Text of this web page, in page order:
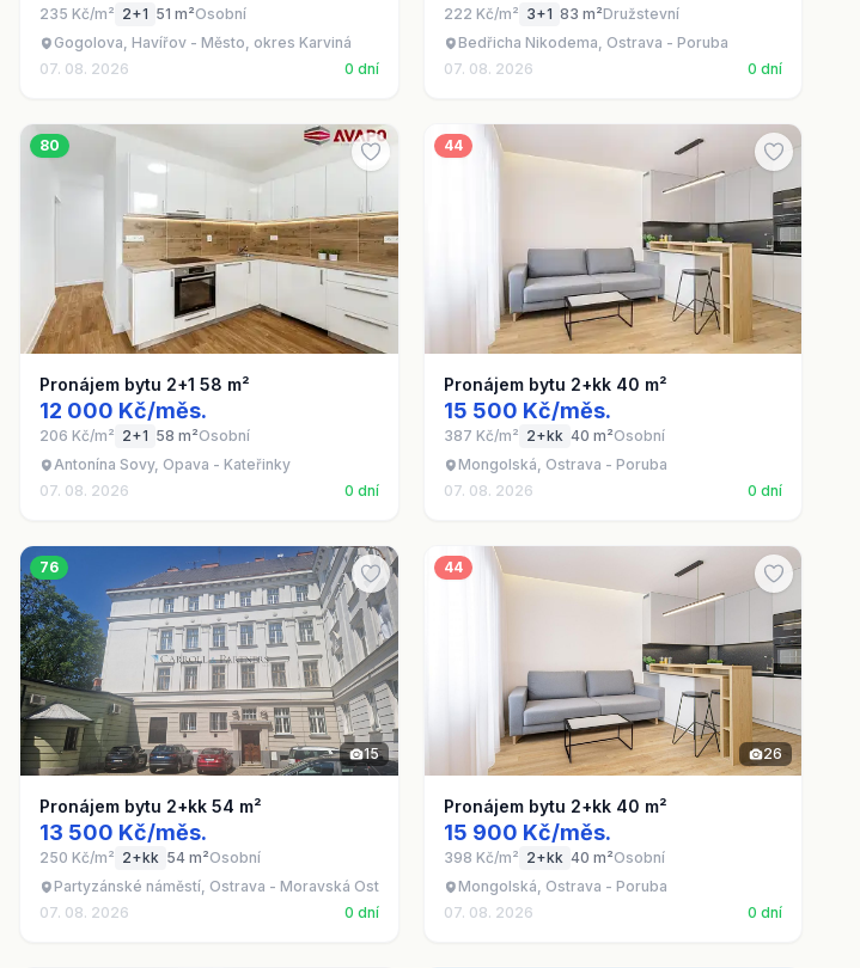
235 Kč/m² 2+1 51 m²Osobní
Gogolova, Havířov - Město, okres Karviná
07. 08. 2026
0 dní
222 Kč/m² 3+1 83 m²Družstevní
Bedřicha Nikodema, Ostrava - Poruba
07. 08. 2026
0 dní
80
Pronájem bytu 2+1 58 m²
12 000 Kč/měs.
206 Kč/m² 2+1 58 m²Osobní
Antonína Sovy, Opava - Kateřinky
07. 08. 2026
0 dní
44
Pronájem bytu 2+kk 40 m²
15 500 Kč/měs.
387 Kč/m² 2+kk 40 m²Osobní
Mongolská, Ostrava - Poruba
07. 08. 2026
0 dní
76
15
Pronájem bytu 2+kk 54 m²
13 500 Kč/měs.
250 Kč/m² 2+kk 54 m²Osobní
Partyzánské náměstí, Ostrava - Moravská Ostrava
07. 08. 2026
0 dní
44
26
Pronájem bytu 2+kk 40 m²
15 900 Kč/měs.
398 Kč/m² 2+kk 40 m²Osobní
Mongolská, Ostrava - Poruba
07. 08. 2026
0 dní